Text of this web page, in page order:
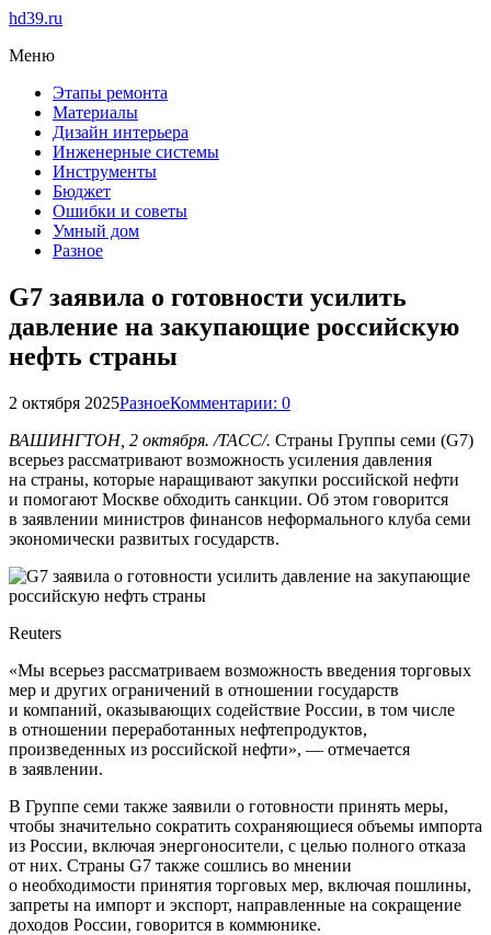
hd39.ru
Меню
Этапы ремонта
Материалы
Дизайн интерьера
Инженерные системы
Инструменты
Бюджет
Ошибки и советы
Умный дом
Разное
G7 заявила о готовности усилить
давление на закупающие российскую
нефть страны
2 октября 2025РазноеКомментарии: 0
ВАШИНГТОН, 2 октября. /ТАСС/. Страны Группы семи (G7)
всерьез рассматривают возможность усиления давления
на страны, которые наращивают закупки российской нефти
и помогают Москве обходить санкции. Об этом говорится
в заявлении министров финансов неформального клуба семи
экономически развитых государств.
Reuters
«Мы всерьез рассматриваем возможность введения торговых
мер и других ограничений в отношении государств
и компаний, оказывающих содействие России, в том числе
в отношении переработанных нефтепродуктов,
произведенных из российской нефти», — отмечается
в заявлении.
В Группе семи также заявили о готовности принять меры,
чтобы значительно сократить сохраняющиеся объемы импорта
из России, включая энергоносители, с целью полного отказа
от них. Страны G7 также сошлись во мнении
о необходимости принятия торговых мер, включая пошлины,
запреты на импорт и экспорт, направленные на сокращение
доходов России, говорится в коммюнике.